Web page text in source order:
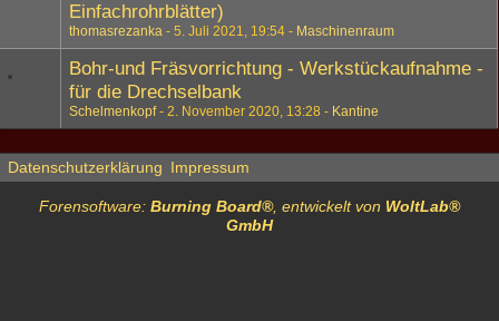
Einfachrohrblätter)
thomasrezanka 5. Juli 2021, 19:54 Maschinenraum
Bohr-und Fräsvorrichtung - Werkstückaufnahme -
für die Drechselbank
Schelmenkopf 2. November 2020, 13:28 Kantine
Datenschutzerklärung Impressum
Forensoftware: Burning Board®, entwickelt von WoltLab®
GmbH